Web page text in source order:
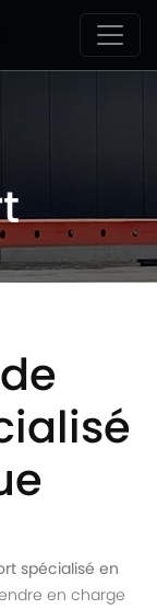
spécialisé en
en charge